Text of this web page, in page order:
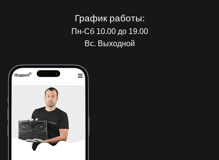
График работы:
Пн-Сб 10.00 до 19.00
Вс. Выходной